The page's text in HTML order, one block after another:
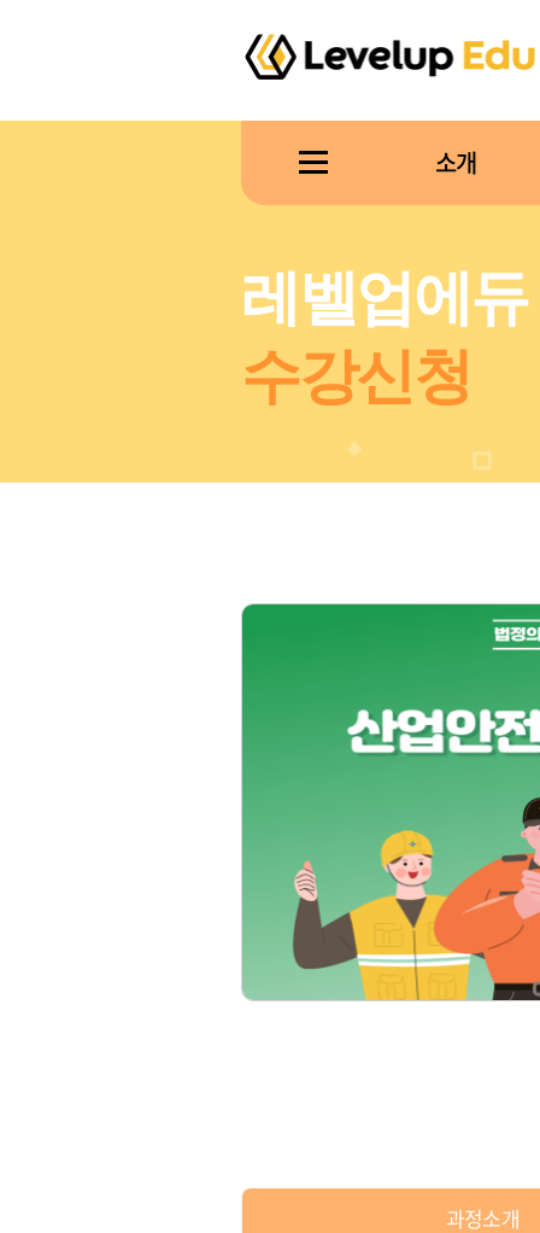
레벨업에듀
수강신청
과정소개
소개